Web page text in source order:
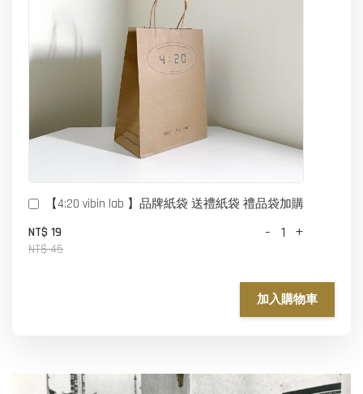
【4:20 vibin lab 】品牌紙袋 送禮紙袋 禮品袋加購
NT$ 19
NT$ 45
- +
加入購物車